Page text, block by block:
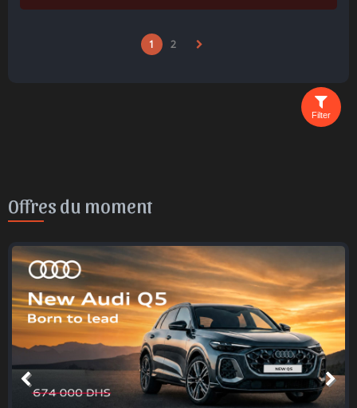
1 2
Filter
Offres du moment